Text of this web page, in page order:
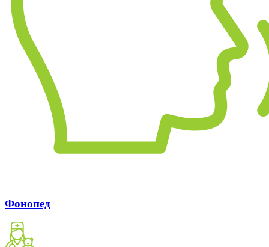
Фонопед